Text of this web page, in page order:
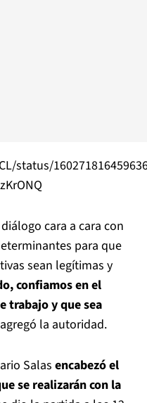
status/
cara a cara con
para que
sean legítimas y
confiamos en el
trabajo y que sea
agregó la autoridad.
Salas encabezó el
se realizarán con la